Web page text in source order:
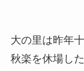
大の里は昨年
秋楽を休場した